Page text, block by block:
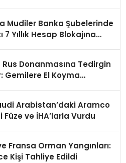
Mudiler Banka Şubelerinde
7 Yıllık Hesap Blokajına
Rus Donanmasına Tedirgin
Gemilere El Koyma
Arabistan’daki Aramco
Füze ve İHA’larla Vurdu
Fransa Orman Yangınları:
Kişi Tahliye Edildi